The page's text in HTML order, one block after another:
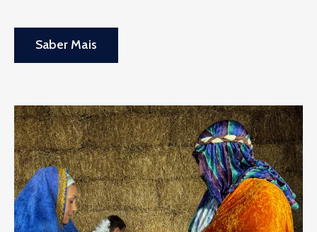
Saber Mais